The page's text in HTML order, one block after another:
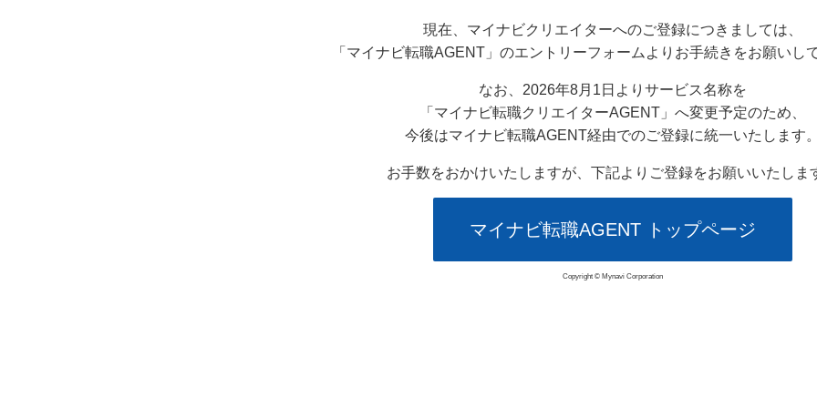
現在、マイナビクリエイターへのご登録につきましては、
「マイナビ転職AGENT」のエントリーフォームよりお手続きをお願いし
なお、2026年8月1日よりサービス名称を
「マイナビ転職クリエイターAGENT」へ変更予定のため、
今後はマイナビ転職AGENT経由でのご登録に統一いたします。
お手数をおかけいたしますが、下記よりご登録をお願いいたしま
マイナビ転職AGENT トップページ
Copyright © Mynavi Corporation